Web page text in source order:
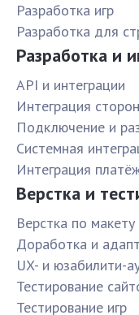
Разработка игр
Разработка для
Разработка и
API и интеграции
Интеграция
Подключение и
Системная
Интеграция
Верстка и
Верстка по макету
Доработка и
UX- и юзабилити-
Тестирование
Тестирование игр